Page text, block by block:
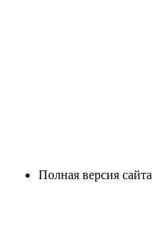
Полная версия сайта